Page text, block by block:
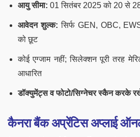
आयु सीमा: 01 सितंबर 2025 को 20 से 28
आवेदन शुल्क: सिर्फ GEN, OBC,
को छूट
कोई एग्जाम नहीं; सिलेक्शन पूरी तरह
आधारित
डॉक्युमेंट्स व फोटो/सिग्नेचर स्कैन करके
कैनरा बैंक अप्रेंटिस अप्लाई